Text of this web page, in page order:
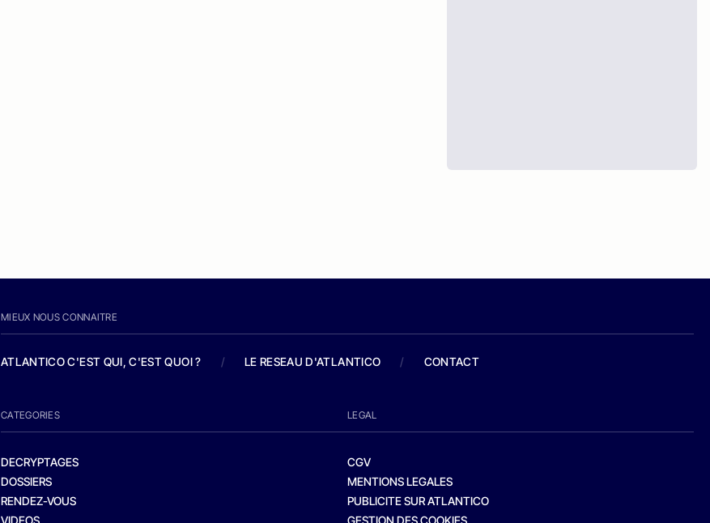
MIEUX NOUS CONNAITRE
ATLANTICO C'EST QUI, C'EST QUOI ? / LE RESEAU D'ATLANTICO / CONTACT
CATEGORIES
DECRYPTAGES
DOSSIERS
RENDEZ-VOUS
VIDEOS
LEGAL
CGV
MENTIONS LEGALES
PUBLICITE SUR ATLANTICO
GESTION DES COOKIES